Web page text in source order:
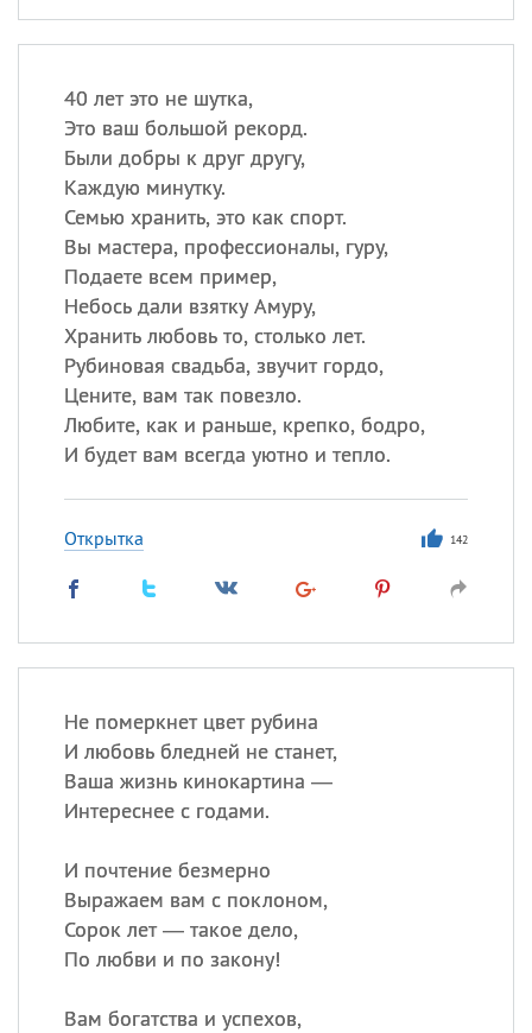
40 лет это не шутка,
Это ваш большой рекорд.
Были добры к друг другу,
Каждую минутку.
Семью хранить, это как спорт.
Вы мастера, профессионалы, гуру,
Подаете всем пример,
Небось дали взятку Амуру,
Хранить любовь то, столько лет.
Рубиновая свадьба, звучит гордо,
Цените, вам так повезло.
Любите, как и раньше, крепко, бодро,
И будет вам всегда уютно и тепло.
Открытка 142
Не померкнет цвет рубина
И любовь бледней не станет,
Ваша жизнь кинокартина —
Интереснее с годами.
И почтение безмерно
Выражаем вам с поклоном,
Сорок лет — такое дело,
По любви и по закону!
Вам богатства и успехов,